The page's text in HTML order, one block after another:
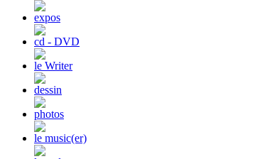
expos
cd - DVD
le Writer
dessin
photos
le music(er)